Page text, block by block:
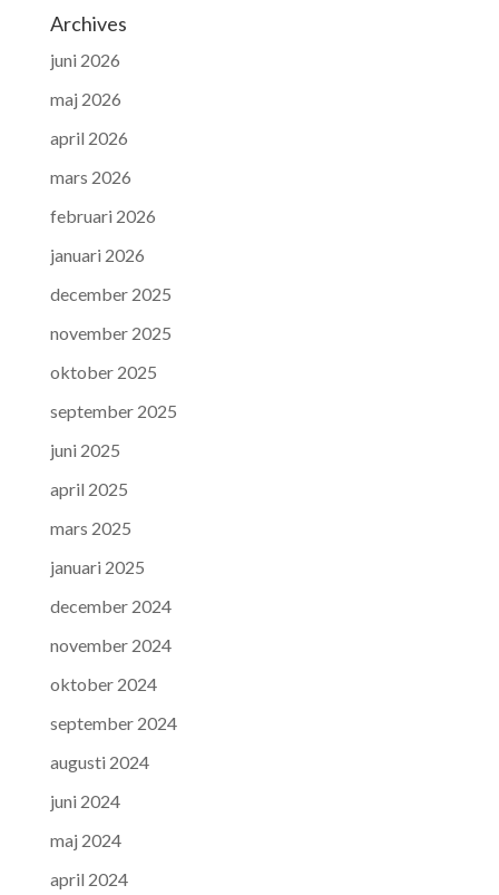
Archives
juni 2026
maj 2026
april 2026
mars 2026
februari 2026
januari 2026
december 2025
november 2025
oktober 2025
september 2025
juni 2025
april 2025
mars 2025
januari 2025
december 2024
november 2024
oktober 2024
september 2024
augusti 2024
juni 2024
maj 2024
april 2024